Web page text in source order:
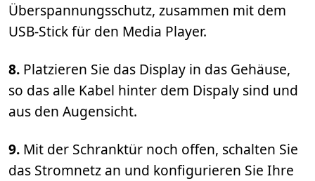
Überspannungsschutz, zusammen mit dem
USB-Stick für den Media Player.
8. Platzieren Sie das Display in das Gehäuse,
so das alle Kabel hinter dem Dispaly sind und
aus den Augensicht.
9. Mit der Schranktür noch offen, schalten Sie
das Stromnetz an und konfigurieren Sie Ihre